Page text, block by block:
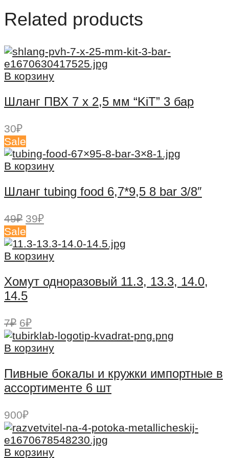
Related products
В корзину
Шланг ПВХ 7 x 2,5 мм “KiT” 3 бар
30₽
Sale
В корзину
Шланг tubing food 6,7*9,5 8 bar 3/8″
49₽ Первоначальная
цена
составляла
49₽.
39₽Текущая
39₽.
Sale
В корзину
Хомут одноразовый 11.3, 13.3, 14.0,
14.5
7₽ Первоначальная
цена
составляла
6₽Текущая
цена:
6₽.
В корзину
Пивные бокалы и кружки импортные в
ассортименте 6 шт
900₽
В корзину